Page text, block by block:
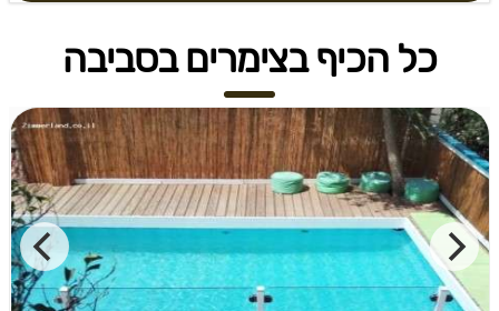
כל הכיף בצימרים בסביבה